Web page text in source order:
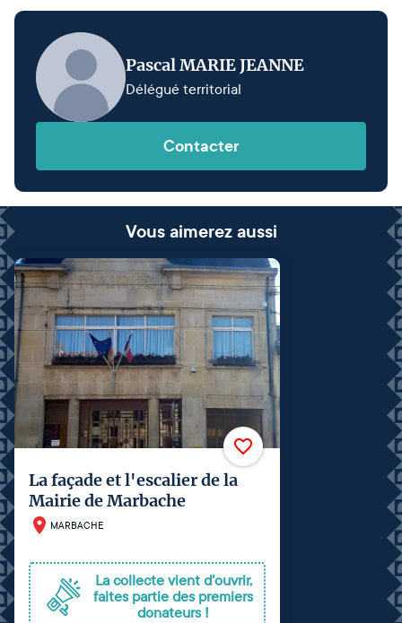
Pascal MARIE JEANNE
Délégué territorial
Contacter
Vous aimerez aussi
La façade et l'escalier de la
Mairie de Marbache
MARBACHE
La collecte vient d'ouvrir,
faites partie des premiers
donateurs !